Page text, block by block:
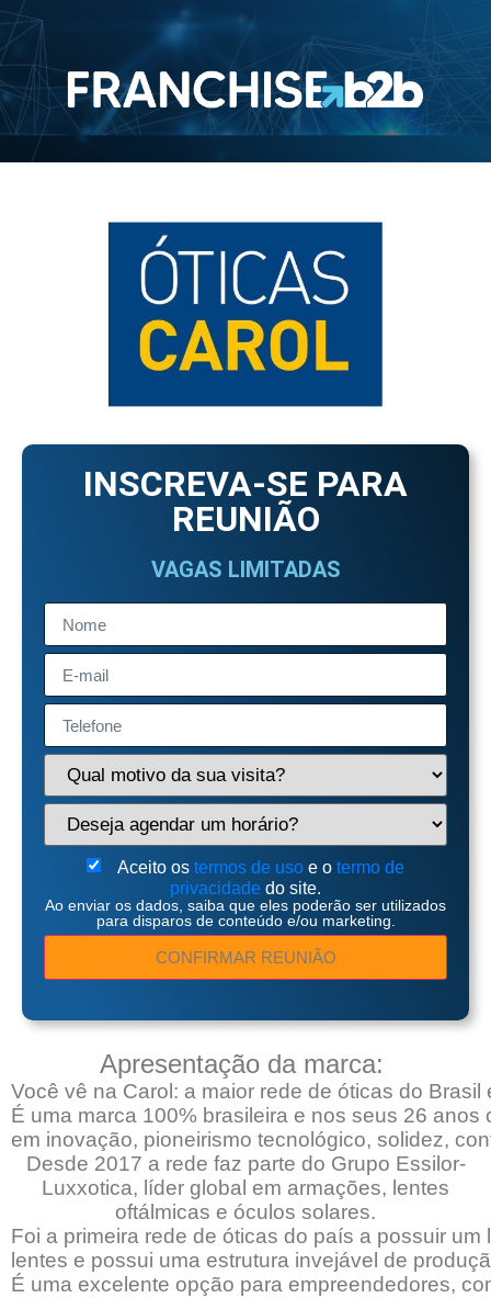
INSCREVA-SE PARA
REUNIÃO
VAGAS LIMITADAS
Aceito os termos de uso e o termo de
privacidade do site.
Ao enviar os dados, saiba que eles poderão ser utilizados
para disparos de conteúdo e/ou marketing.
CONFIRMAR REUNIÃO
Apresentação da marca:
Você vê na Carol: a maior rede de óticas do Brasil
É uma marca 100% brasileira e nos seus 26
em inovação, pioneirismo tecnológico, solidez,
Desde 2017 a rede faz parte do Grupo Essilor-
Luxxotica, líder global em armações, lentes
oftálmicas e óculos solares.
Foi a primeira rede de óticas do país a possuir
lentes e possui uma estrutura invejável de
É uma excelente opção para empreendedores,